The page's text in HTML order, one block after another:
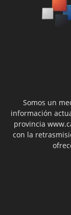
Somos un
información
provincia
con la